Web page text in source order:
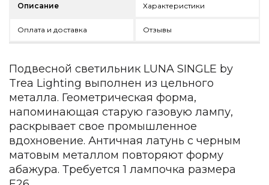
Декор
По типу
Предметы интерьера
Зеркала
Вентиляторы
Ковры
Зеленые стены
Дизайнерские кальяны
Подбор, производство и комплектация по вашему
Сантехника и инженерия
Описание Характеристики
Оплата и доставка Отзывы
Подвесной светильник LUNA SINGLE by
Trea Lighting выполнен из цельного
металла. Геометрическая форма,
напоминающая старую газовую лампу,
раскрывает свое промышленное
вдохновение. Античная латунь с черным
матовым металлом повторяют форму
абажура. Требуется 1 лампочка размера